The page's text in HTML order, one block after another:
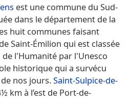
est une commune du Sud-
dans le département de la
huit communes faisant
Saint-Émilion qui est classée
l'Humanité par l'Unesco
historique qui a survécu
nos jours.Saint-Sulpice-de-
km à l’est de Port-de-